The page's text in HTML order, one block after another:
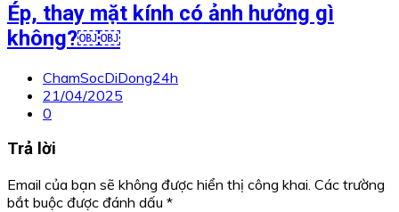
Ép, thay mặt kính có ảnh hưởng gì
không?￼￼
ChamSocDiDong24h
21/04/2025
0
Trả lời
Email của bạn sẽ không được hiển thị công khai. Các trường
bắt buộc được đánh dấu *